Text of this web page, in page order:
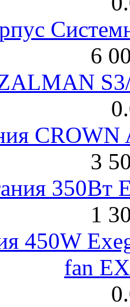
6
3
350Вт
1
450W
fan